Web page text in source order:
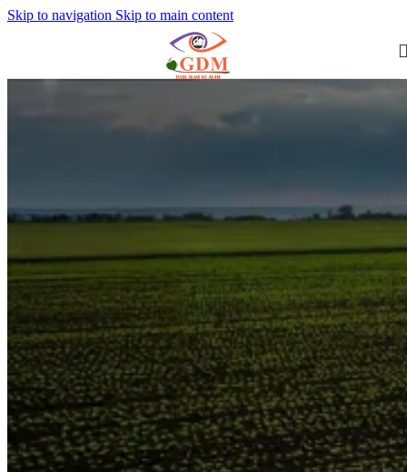
Skip to navigation Skip to main content